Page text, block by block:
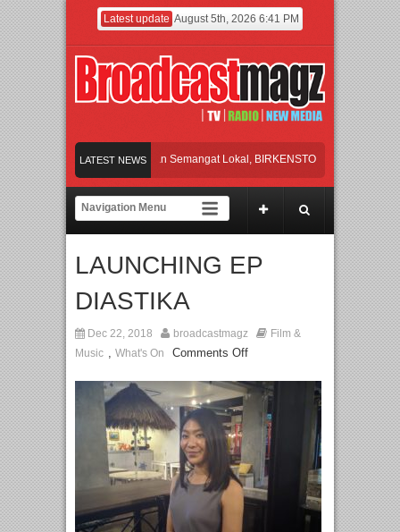
Latest update August 5th, 2026 6:41 PM
LATEST NEWS
Perpaduan Warisan Dan Semangat Lokal, BIRKENSTOCK INDONESIA
UT School, PTBA, dan Kamaju Tingkatkan Kualitas SDM melalui Basic
Eksklusif Pemain Sinetron Biarkan Hati Bicara, Febby Rastanty, Rangga
Perpaduan Warisan Dan Semangat Lokal, BIRKENSTOCK INDONESIA
LAUNCHING EP
DIASTIKA
Dec 22, 2018 broadcastmagz
Film &
Music , What's On Comments Off